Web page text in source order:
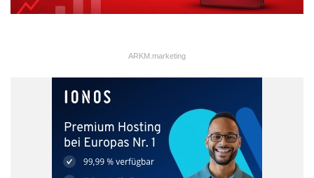
ARKM.marketing